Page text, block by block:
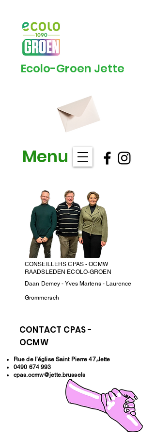
Ecolo-Groen Jette
Menu
CONSEILLERS CPAS - OCMW
RAADSLEDEN ECOLO-GROEN
Daan Demey - Yves Martens- Laurence
Grommersch
CONTACT CPAS -
OCMW
Rue de l’église Saint Pierre 47,Jette
0490 674 993
cpas.ocmw@jette.brussels